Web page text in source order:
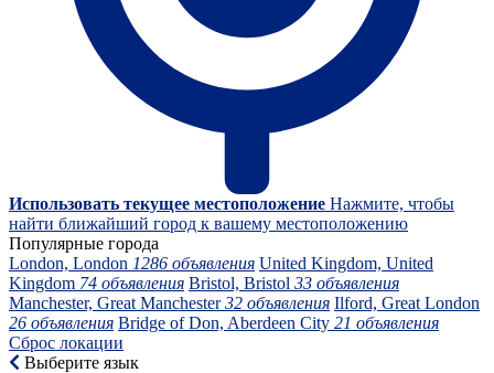
Использовать текущее местоположение Нажмите, чтобы
найти ближайший город к вашему местоположению
Популярные города
London, London 1286 объявления United Kingdom, United
Kingdom 74 объявления Bristol, Bristol 33 объявления
Manchester, Great Manchester32 объявления Ilford, Great London
26 объявления Bridge of Don, Aberdeen City 21 объявления
Сброс локации
Выберите язык